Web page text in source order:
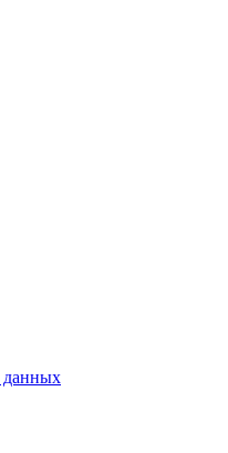
данных